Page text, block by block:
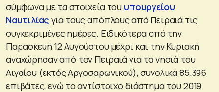
σύμφωνα με τα στοιχεία του υπουργείου
Ναυτιλίας για τους απόπλους από Πειραιά τις
συγκεκριμένες ημέρες. Ειδικότερα από την
Παρασκευή 12 Αυγούστου μέχρι και την Κυριακή
αναχώρησαν από τον Πειραιά για τα νησιά του
Αιγαίου (εκτός Αργοσαρωνικού), συνολικά 85.396
επιβάτες, ενώ το αντίστοιχο διάστημα του 2019